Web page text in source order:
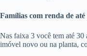
Famílias com renda de
Nas faixa 3 você tem até 30
imóvel novo ou na planta,